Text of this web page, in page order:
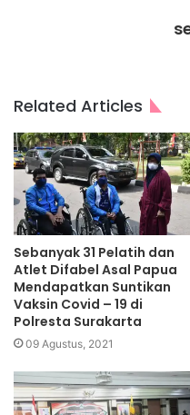
Related Articles
Sebanyak 31 Pelatih dan
Atlet Difabel Asal Papua
Mendapatkan Suntikan
Vaksin Covid – 19 di
Polresta Surakarta
09 Agustus, 2021